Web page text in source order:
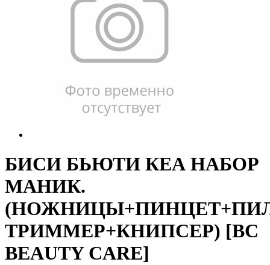
БИСИ БЬЮТИ КЕА НАБОР
МАНИК.
ТРИММЕР+КНИПСЕР) [BC
BEAUTY CARE]